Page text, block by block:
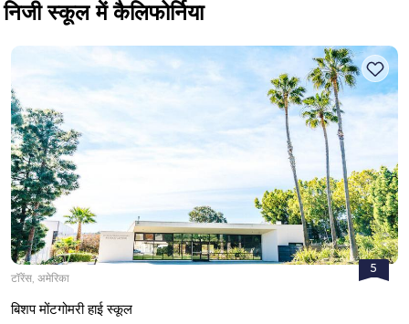
निजी स्कूल में कैलिफोर्निया
5
टॉरेंस, अमेरिका
बिशप मोंटगोमरी हाई स्कूल